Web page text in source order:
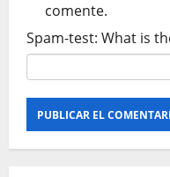
comente.
Spam-test: What is